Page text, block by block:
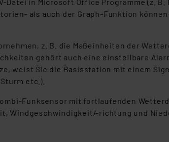
als auch der Graph-Funktion
z. B. die Maßeinheiten der
gehört auch eine einstellbare
weist Sie die Basisstation mit einem
etc.).
Funksensor mit fortlaufenden
Windgeschwindigkeit/-richtung und